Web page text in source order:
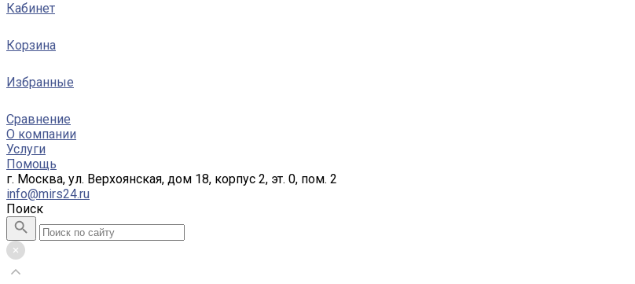
Кабинет
Корзина
Избранные
Сравнение
О компании
Услуги
Помощь
г. Москва, ул. Верхоянская, дом 18, корпус 2, эт. 0, пом. 2
info@mirs24.ru
Поиск